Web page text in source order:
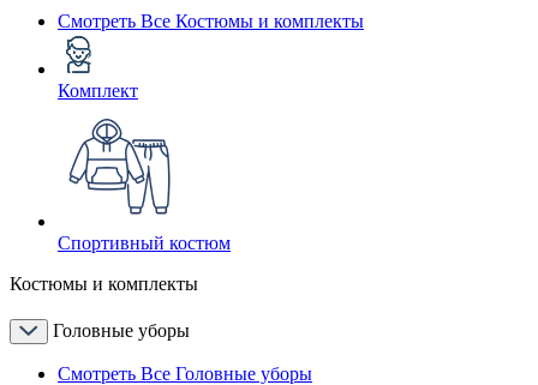
Смотреть Все Костюмы и комплекты
Комплект
Спортивный костюм
Костюмы и комплекты
Головные уборы
Смотреть Все Головные уборы